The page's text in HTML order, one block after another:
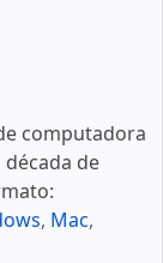
computadora
de
, Mac,